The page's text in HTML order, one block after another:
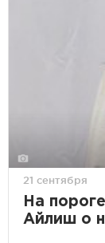
21 сентября
На
Айлиш о